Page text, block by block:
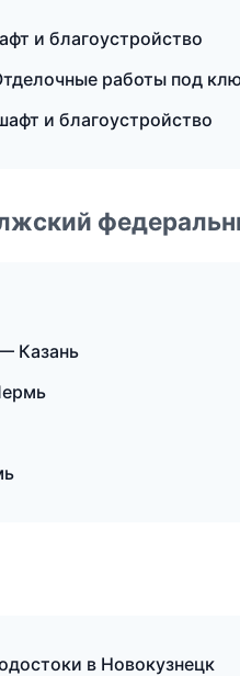
и благоустройство
работы под
и благоустройство
Казань
в Новокузнецк